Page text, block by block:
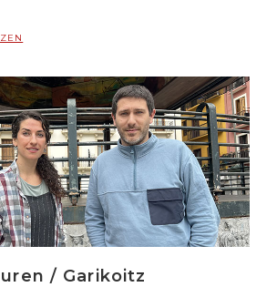
/ Garikoitz